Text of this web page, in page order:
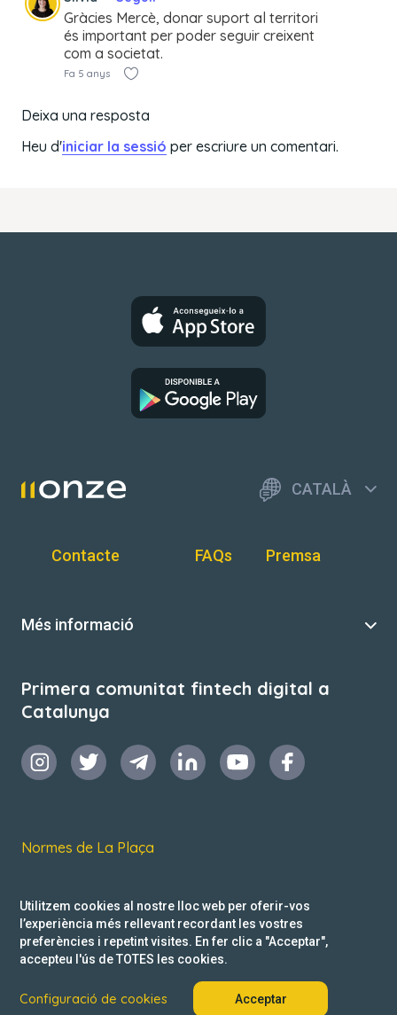
Gràcies Mercè, donar suport al territori
és important per poder seguir creixent
com a societat.
Fa 5 anys
Deixa una resposta
Heu d'iniciar la sessió per escriure un comentari.
CATALÀ
Contacte FAQs Premsa
Més informació
Primera comunitat fintech digital a
Catalunya
Normes de La Plaça
Política de privacitat
Reclamacions
Utilitzem cookies al nostre lloc web per oferir-vos
l’experiència més rellevant recordant les vostres
preferències i repetint visites. En fer clic a "Acceptar",
accepteu l'ús de TOTES les cookies.
Configuració de cookies Acceptar